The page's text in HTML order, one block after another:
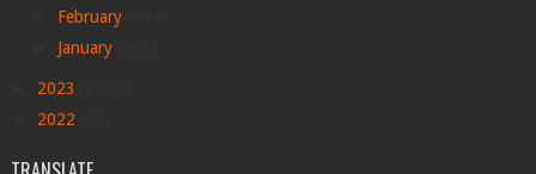
February
January
2023
2022